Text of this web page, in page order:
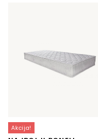
Akcija!